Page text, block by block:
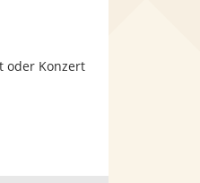
oder Konzert